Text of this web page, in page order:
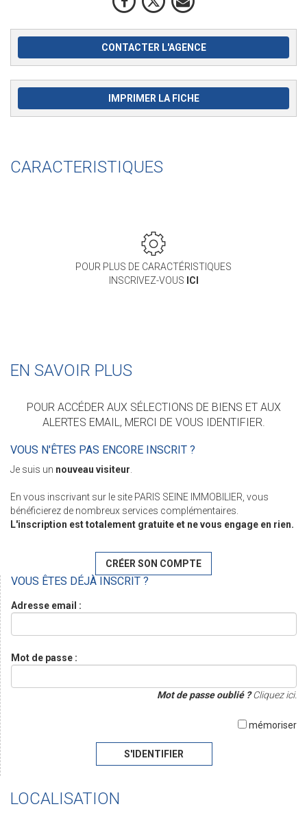
CONTACTER L'AGENCE
IMPRIMER LA FICHE
CARACTERISTIQUES
POUR PLUS DE CARACTÉRISTIQUES
INSCRIVEZ-VOUS ICI
EN SAVOIR PLUS
POUR ACCÉDER AUX SÉLECTIONS DE BIENS ET AUX
ALERTES EMAIL, MERCI DE VOUS IDENTIFIER.
VOUS N'ÊTES PAS ENCORE INSCRIT ?
Je suis un nouveau visiteur
En vous inscrivant sur le site PARIS SEINE IMMOBILIER, vous
bénéficierez de nombreux services complémentaires.
L'inscription est totalement gratuite et ne vous engage en rien.
CRÉER SON COMPTE
VOUS ÊTES DÉJÀ INSCRIT ?
Adresse email :
Mot de passe :
Mot de passe oublié ?Cliquez ici.
mémoriser
S'IDENTIFIER
LOCALISATION